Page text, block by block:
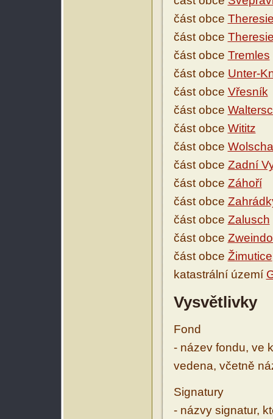
část obce
část obce
část obce Tremles
část obce Unter-
část obce Vřesník
část obce
část obce Wititz
část obce
část obce Zadní
část obce Záhoří
část obce
část obce Zalusch
část obce
část obce Žimutice
katastrální území
Vysvětlivky
Fond
- název fondu, ve
vedena, včetně
Signatury
- názvy signatur,